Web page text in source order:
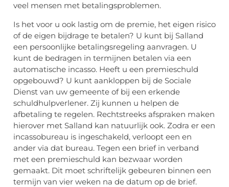
veel mensen met betalingsproblemen.
Is het voor u ook lastig om de premie, het eigen risico
of de eigen bijdrage te betalen? U kunt bij Salland
een persoonlijke betalingsregeling aanvragen. U
kunt de bedragen in termijnen betalen via een
automatische incasso. Heeft u een premieschuld
opgebouwd? U kunt aankloppen bij de Sociale
Dienst van uw gemeente of bij een erkende
schuldhulpverlener. Zij kunnen u helpen de
afbetaling te regelen. Rechtstreeks afspraken maken
hierover met Salland kan natuurlijk ook. Zodra er een
incassobureau is ingeschakeld, verloopt een en
ander via dat bureau. Tegen een brief in verband
met een premieschuld kan bezwaar worden
gemaakt. Dit moet schriftelijk gebeuren binnen een
termijn van vier weken na de datum op de brief.